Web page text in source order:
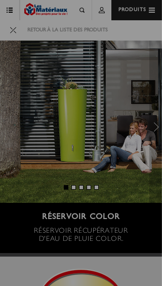
PRODUITS
RETOUR À LA LISTE DES PRODUITS
RÉSERVOIR COLOR
RÉSERVOIR RÉCUPÉRATEUR
D'EAU DE PLUIE COLOR.